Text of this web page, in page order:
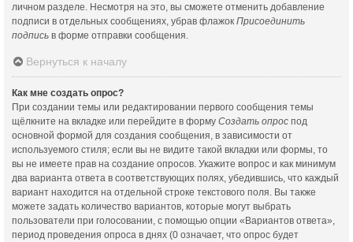
личном разделе. Несмотря на это, вы сможете отменить добавление
подписи в отдельных сообщениях, убрав флажок Присоединить
подпись в форме отправки сообщения.
Вернуться к началу
Как мне создать опрос?
При создании темы или редактировании первого сообщения темы
щёлкните на вкладке или перейдите в форму Создать опрос под
основной формой для создания сообщения, в зависимости от
используемого стиля; если вы не видите такой вкладки или формы, то
вы не имеете прав на создание опросов. Укажите вопрос и как минимум
два варианта ответа в соответствующих полях, убедившись, что каждый
вариант находится на отдельной строке текстового поля. Вы также
можете задать количество вариантов, которые могут выбрать
пользователи при голосовании, с помощью опции «Вариантов ответа»,
период проведения опроса в днях (0 означает, что опрос будет